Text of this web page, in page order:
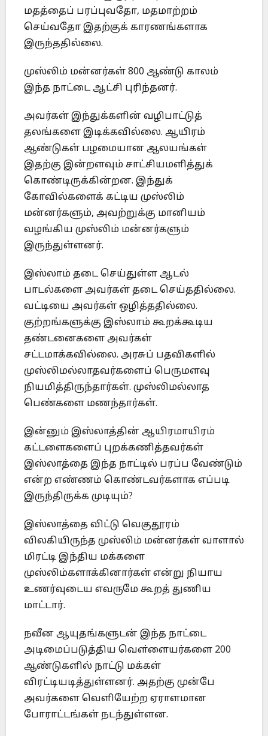
மதத்தைப் பரப்புவதோ, மதமாற்றம்
செய்வதோ இதற்குக் காரணங்களாக
இருந்ததில்லை.
முஸ்லிம் மன்னர்கள் 800 ஆண்டு காலம்
இந்த நாட்டை ஆட்சி புரிந்தனர்.
அவர்கள் இந்துக்களின் வழிபாட்டுத்
தலங்களை இடிக்கவில்லை. ஆயிரம்
ஆண்டுகள் பழமையான ஆலயங்கள்
இதற்கு இன்றளவும் சாட்சியமளித்துக்
கொண்டிருக்கின்றன. இந்துக்
கோவில்களைக் கட்டிய முஸ்லிம்
மன்னர்களும், அவற்றுக்கு மானியம்
வழங்கிய முஸ்லிம் மன்னர்களும்
இருந்துள்ளனர்.
இஸ்லாம் தடை செய்துள்ள ஆடல்
பாடல்களை அவர்கள் தடை செய்ததில்லை.
வட்டியை அவர்கள் ஒழித்ததில்லை.
குற்றங்களுக்கு இஸ்லாம் கூறக்கூடிய
தண்டனைகளை அவர்கள்
சட்டமாக்கவில்லை. அரசுப் பதவிகளில்
முஸ்லிமல்லாதவர்களைப் பெருமளவு
நியமித்திருந்தார்கள். முஸ்லிமல்லாத
பெண்களை மணந்தார்கள்.
இன்னும் இஸ்லாத்தின் ஆயிரமாயிரம்
கட்டளைகளைப் புறக்கணித்தவர்கள்
இஸ்லாத்தை இந்த நாட்டில் பரப்ப வேண்டும்
என்ற எண்ணம் கொண்டவர்களாக எப்படி
இருந்திருக்க முடியும்?
இஸ்லாத்தை விட்டு வெகுதூரம்
விலகியிருந்த முஸ்லிம் மன்னர்கள் வாளால்
மிரட்டி இந்திய மக்களை
முஸ்லிம்களாக்கினார்கள் என்று நியாய
உணர்வுடைய எவருமே கூறத் துணிய
மாட்டார்.
நவீன ஆயுதங்களுடன் இந்த நாட்டை
அடிமைப்படுத்திய வௌ்ளையர்களை 200
ஆண்டுகளில் நாட்டு மக்கள்
விரட்டியடித்துள்ளனர். அதற்கு முன்பே
அவர்களை வெளியேற்ற ஏராளமான
போராட்டங்கள் நடந்துள்ளன.